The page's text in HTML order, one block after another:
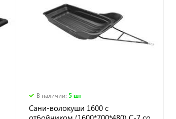
В наличии: 5 шт
Сани-волокуши 1600 с